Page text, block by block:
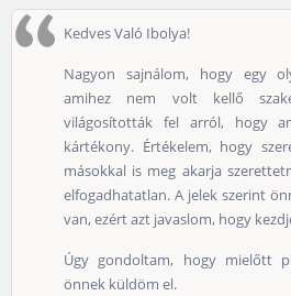
Kedves Való Ibolya!
Nagyon sajnálom, hogy egy
amihez nem volt kellő
világosították fel arról, hogy
kártékony. Értékelem, hogy
másokkal is meg akarja
elfogadhatatlan. A jelek szerint
van, ezért azt javaslom, hogy
Úgy gondoltam, hogy mielőtt
önnek küldöm el.